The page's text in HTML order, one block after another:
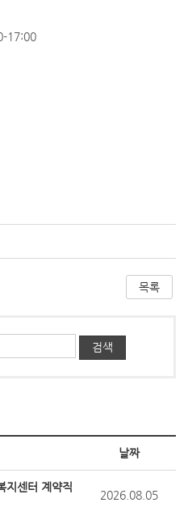
17:00
날짜
지센터 계약직
2026.08.05